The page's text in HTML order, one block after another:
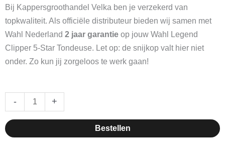
was:
€ 109,00.
is:
€ 81,75.
Bij Kappersgroothandel Velka ben je verzekerd van
topkwaliteit. Als officiële distributeur bieden wij samen met
Wahl Nederland 2 jaar garantie op jouw Wahl Legend
Clipper 5-Star Tondeuse. Let op: de snijkop valt hier niet
onder. Zo kun jij zorgeloos te werk gaan!
-
Legend
Clipper
5-
+
Bestellen